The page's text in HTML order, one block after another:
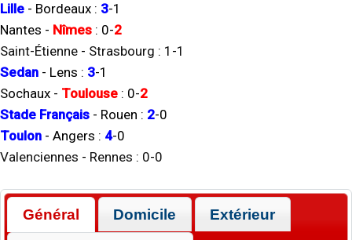
Lille - Bordeaux : 3-1
Nantes - Nîmes : 0-2
Saint-Étienne - Strasbourg : 1 -1
Sedan - Lens : 3-1
Sochaux - Toulouse : 0-2
Stade Français - Rouen : 2-0
Toulon - Angers : 4-0
Valenciennes - Rennes : 0-0
Général Domicile Extérieur